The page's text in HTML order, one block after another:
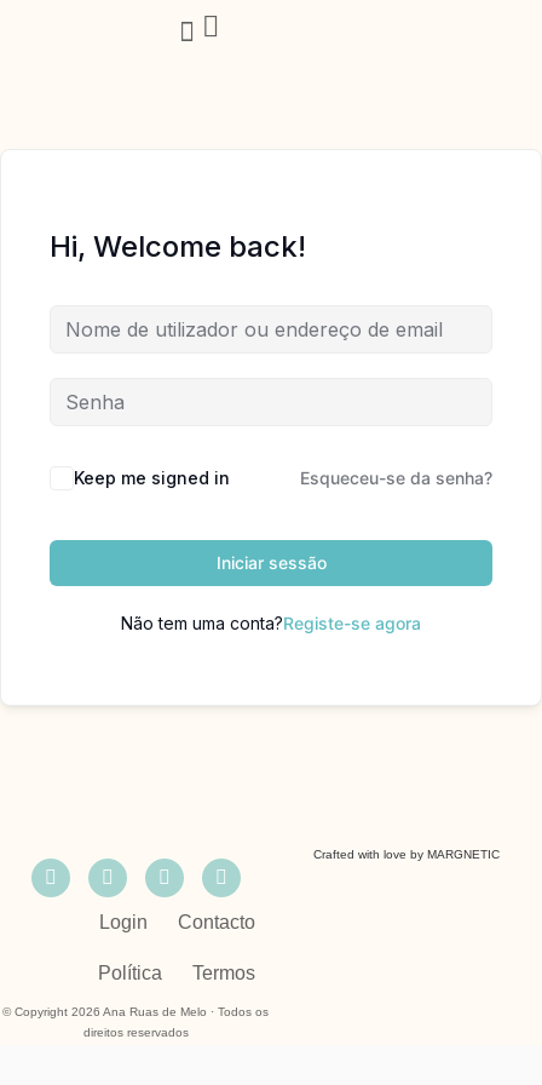
Hi, Welcome back!
Keep me signed in Esqueceu-se da senha?
Iniciar sessão
Não tem uma conta?Registe-se agora
Login Contacto
Política Termos
© Copyright 2026 Ana Ruas de Melo · Todos os
direitos reservados
Crafted with love by MARGNETIC